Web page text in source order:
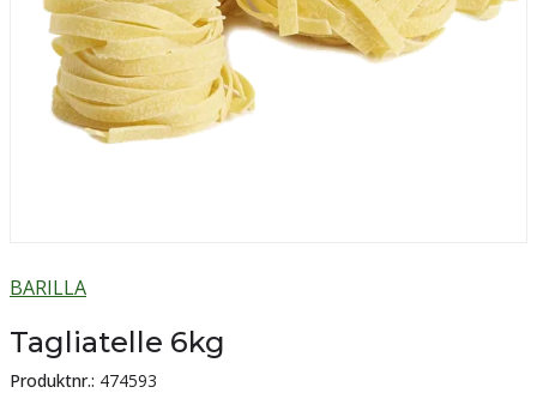
BARILLA
Tagliatelle 6kg
Produktnr.: 474593